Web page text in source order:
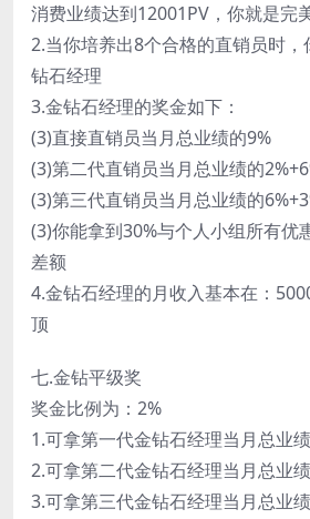
消费业绩达到12001PV，你就是完
2.当你培养出8个合格的直销员时
钻石经理
3.金钻石经理的奖金如下：
(3)直接直销员当月总业绩的9%
(3)第二代直销员当月总业绩的
(3)第三代直销员当月总业绩的
(3)你能拿到30%与个人小组所有优
差额
4.金钻石经理的月收入基本在：
顶
七.金钻平级奖
奖金比例为：2%
1.可拿第一代金钻石经理当月总业
2.可拿第二代金钻石经理当月总业
3.可拿第三代金钻石经理当月总业